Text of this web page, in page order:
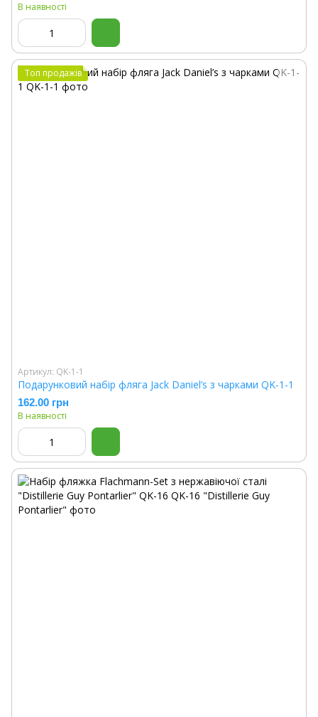
В наявності
Топ продажів
Артикул: QK-1-1
Подарунковий набір фляга Jack Daniel’s з чарками QK-1-1
162.00 грн
В наявності